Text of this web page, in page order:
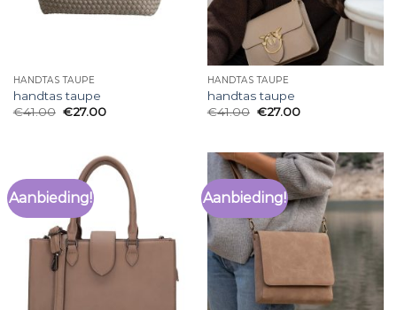
HANDTAS TAUPE
handtas taupe
€41.00 €27.00
HANDTAS TAUPE
handtas taupe
€41.00 €27.00
Aanbieding! Aanbieding!